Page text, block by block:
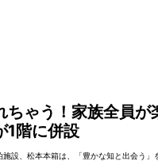
ちゃう！家族全員が
1階に併設
設、松本本箱は、「豊かな知と出会う」